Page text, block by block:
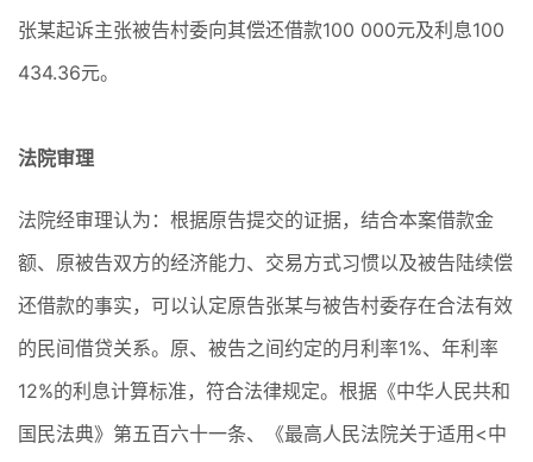
张某起诉主张被告村委向其偿还借款100 000元及利息100
434.36元。
法院审理
法院经审理认为：根据原告提交的证据，结合本案借款金
额、原被告双方的经济能力、交易方式习惯以及被告陆续偿
还借款的事实，可以认定原告张某与被告村委存在合法有效
的民间借贷关系。原、被告之间约定的月利率1%、年利率
12%的利息计算标准，符合法律规定。根据《中华人民共和
国民法典》第五百六十一条、《最高人民法院关于适用<中